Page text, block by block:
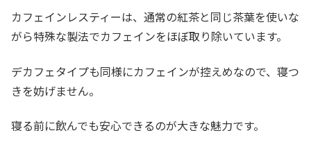
カフェインレスティーは、通常の紅茶と同じ茶葉を使いな
がら特殊な製法でカフェインをほぼ取り除いています。
デカフェタイプも同様にカフェインが控えめなので、寝つ
きを妨げません。
寝る前に飲んでも安心できるのが大きな魅力です。